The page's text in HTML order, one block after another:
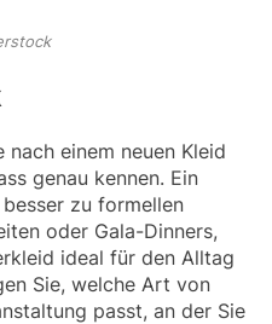
einem neuen Kleid
genau kennen. Ein
zu formellen
oder Gala-Dinners,
ideal für den Alltag
Sie, welche Art von
passt, an der Sie